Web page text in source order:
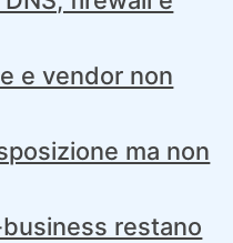
e vendor non
ma non
restano